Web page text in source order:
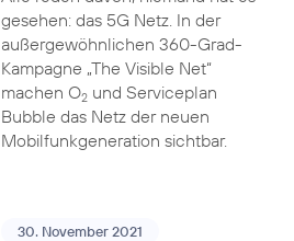
gesehen: das 5G Netz. In der
außergewöhnlichen 360-Grad-
Kampagne „The Visible Net“
machen O2und Serviceplan
Bubble das Netz der neuen
Mobilfunkgeneration sichtbar.
30. November 2021